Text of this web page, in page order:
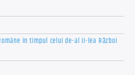
în timpul celui de-al II-lea Război